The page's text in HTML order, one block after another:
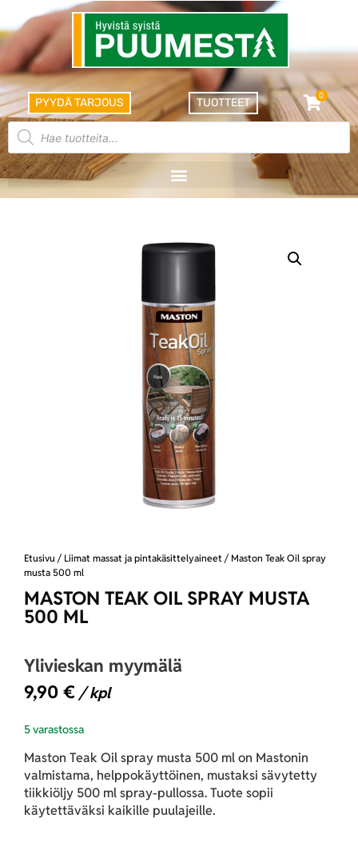
PYYDÄ TARJOUS TUOTTEET
0
Etusivu / Liimat massat ja pintakäsittelyaineet / Maston Teak Oil spray
musta 500 ml
MASTON TEAK OIL SPRAY MUSTA
500 ML
Ylivieskan myymälä
9,90 € / kpl
5 varastossa
Maston Teak Oil spray musta 500 ml on Mastonin
valmistama, helppokäyttöinen, mustaksi sävytetty
tiikkiöljy 500 ml spray-pullossa. Tuote sopii
käytettäväksi kaikille puulajeille.